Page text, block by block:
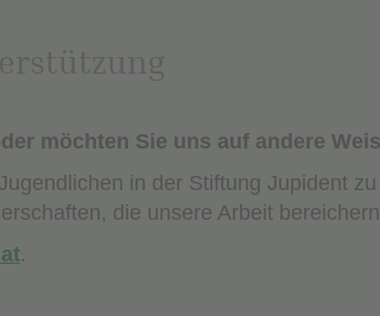
möchten Sie uns auf andere
in der Stiftung Jupident
die unsere Arbeit
.